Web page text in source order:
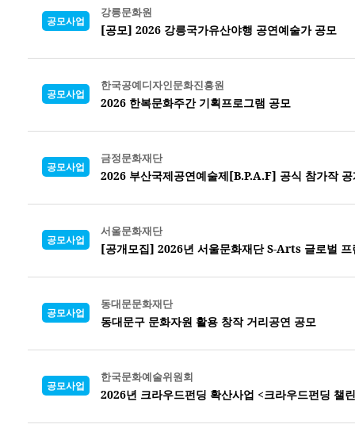
공모사업
강릉문화원
[공모] 2026 강릉국가유산야행 공연예술가 공모
공모사업
한국공예디자인문화진흥원
2026 한복문화주간 기획프로그램 공모
공모사업
금정문화재단
2026 부산국제공연예술제[B.P.A.F] 공식 참가작
공모사업
서울문화재단
[공개모집] 2026년 서울문화재단 S-Arts 글로벌 프
공모사업
동대문문화재단
동대문구 문화자원 활용 창작 거리공연 공모
공모사업
한국문화예술위원회
2026년 크라우드펀딩 확산사업 <크라우드펀딩 챌